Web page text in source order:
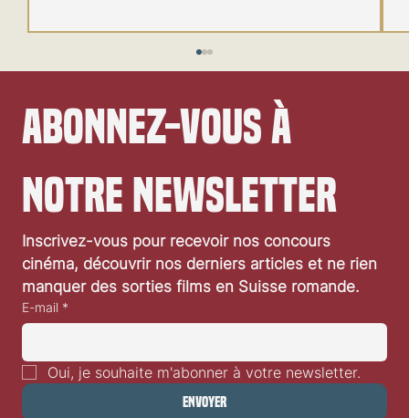
Abonnez-vous à
notre newsletter
Inscrivez-vous pour recevoir nos concours
cinéma, découvrir nos derniers articles et ne rien
manquer des sorties films en Suisse romande.
E-mail *
Oui, je souhaite m'abonner à votre newsletter.
Envoyer